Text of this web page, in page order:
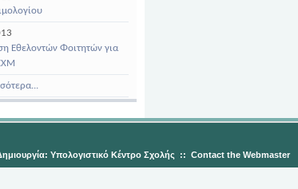
Εθελοντών Φοιτητών για
Υπολογιστικό Κέντρο Σχολής :: Contact the Webmaster